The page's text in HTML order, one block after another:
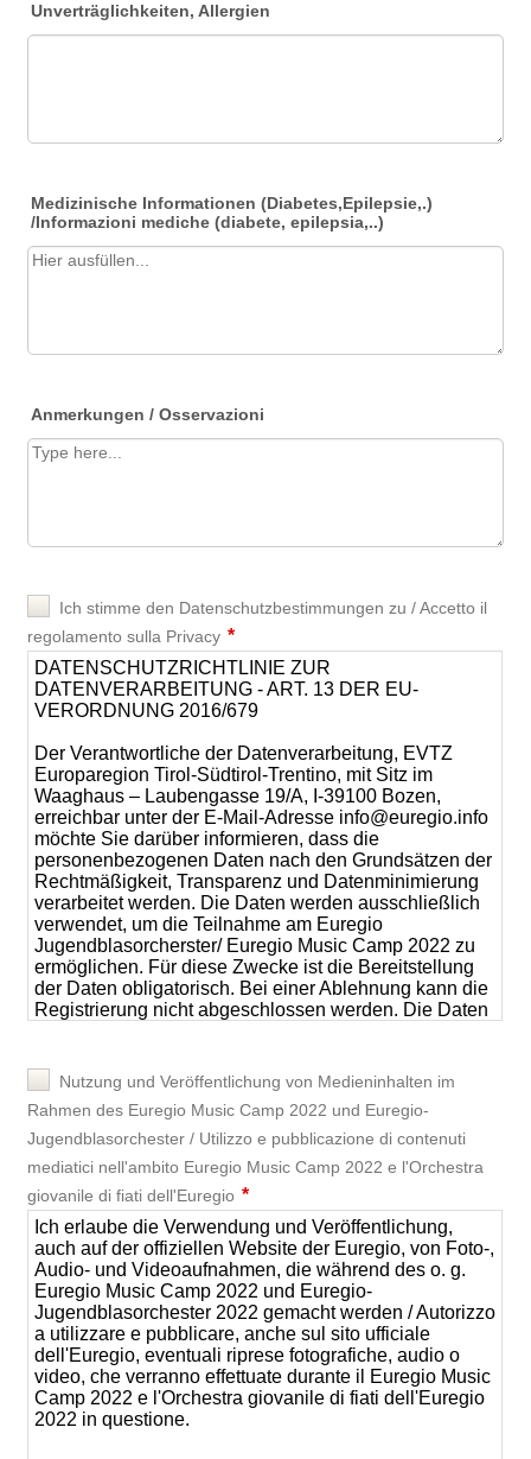
Unverträglichkeiten, Allergien
Medizinische Informationen (Diabetes,Epilepsie,.)
/Informazioni mediche (diabete, epilepsia,..)
Anmerkungen / Osservazioni